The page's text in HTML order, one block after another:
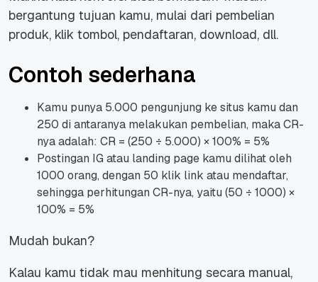
bergantung tujuan kamu, mulai dari pembelian
produk, klik tombol, pendaftaran, download, dll.
Contoh sederhana
Kamu punya 5.000 pengunjung ke situs kamu dan
250 di antaranya melakukan pembelian, maka CR-
nya adalah: CR = (250 ÷ 5.000) × 100% = 5%
Postingan IG atau landing page kamu dilihat oleh
1000 orang, dengan 50 klik link atau mendaftar,
sehingga perhitungan CR-nya, yaitu (50 ÷ 1000) ×
100% = 5%
Mudah bukan?
Kalau kamu tidak mau menhitung secara manual,